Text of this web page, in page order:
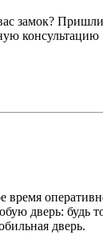
замок?
консультацию
дверь: будь
дверь.